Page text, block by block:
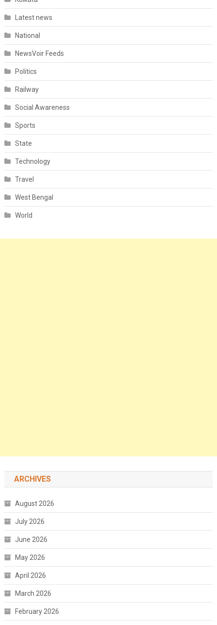
Latest news
National
NewsVoir Feeds
Politics
Railway
Social Awareness
Sports
State
Technology
Travel
West Bengal
World
ARCHIVES
August 2026
July 2026
June 2026
May 2026
April 2026
March 2026
February 2026